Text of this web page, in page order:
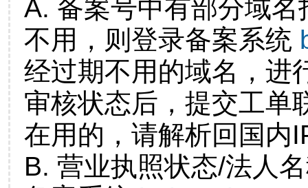
A. 备案号中有部分域
不用，则登录备案系统
经过期不用的域名，进
审核状态后，提交工单
在用的，请解析回国内
B. 营业执照状态/法人